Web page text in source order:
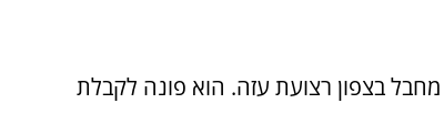
בצפון רצועת עזה. הוא פונה לקבלת